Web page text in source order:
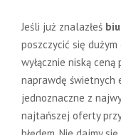
Jeśli już znalazłeś
poszczycić się
wyłącznie niską ceną
naprawdę świetnych
jednoznaczne z
najtańszej oferty